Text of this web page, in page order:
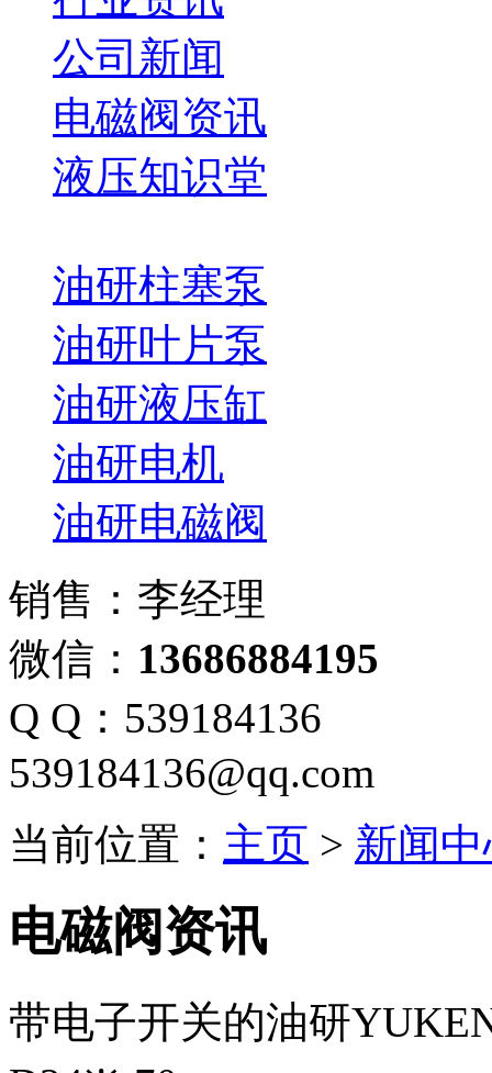
公司新闻
电磁阀资讯
液压知识堂
油研柱塞泵
油研叶片泵
油研液压缸
油研电机
油研电磁阀
销售：李经理
微信： 13686884195
Q Q：539184136
539184136@qq.com
当前位置： 主页 > 新闻
电磁阀资讯
带电子开关的油研